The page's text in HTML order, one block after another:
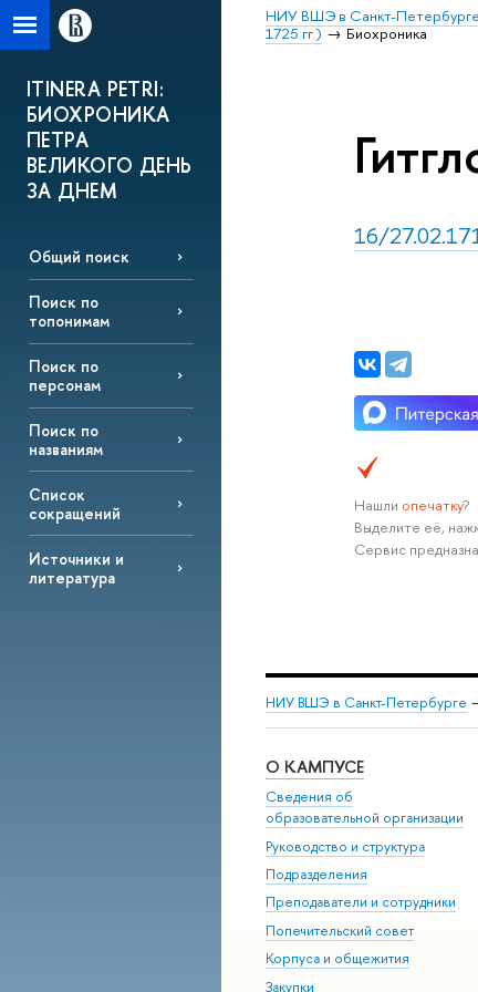
НИУ ВШЭ в Санкт-Петербурге
1725 гг.)
Биохроника
ITINERA PETRI:
БИОХРОНИКА
ПЕТРА
ВЕЛИКОГО ДЕНЬ
ЗА ДНЕМ
Общий поиск
Поиск по
топонимам
Поиск по
персонам
Поиск по
названиям
Список
сокращений
Источники и
литература
16/
Нашли опечатку?
Выделите её,
Сервис
НИУ ВШЭ в Санкт-Петербурге
О КАМПУСЕ
Сведения об
образовательной организации
Руководство и структура
Подразделения
Преподаватели и сотрудники
Попечительский совет
Корпуса и общежития
Закупки